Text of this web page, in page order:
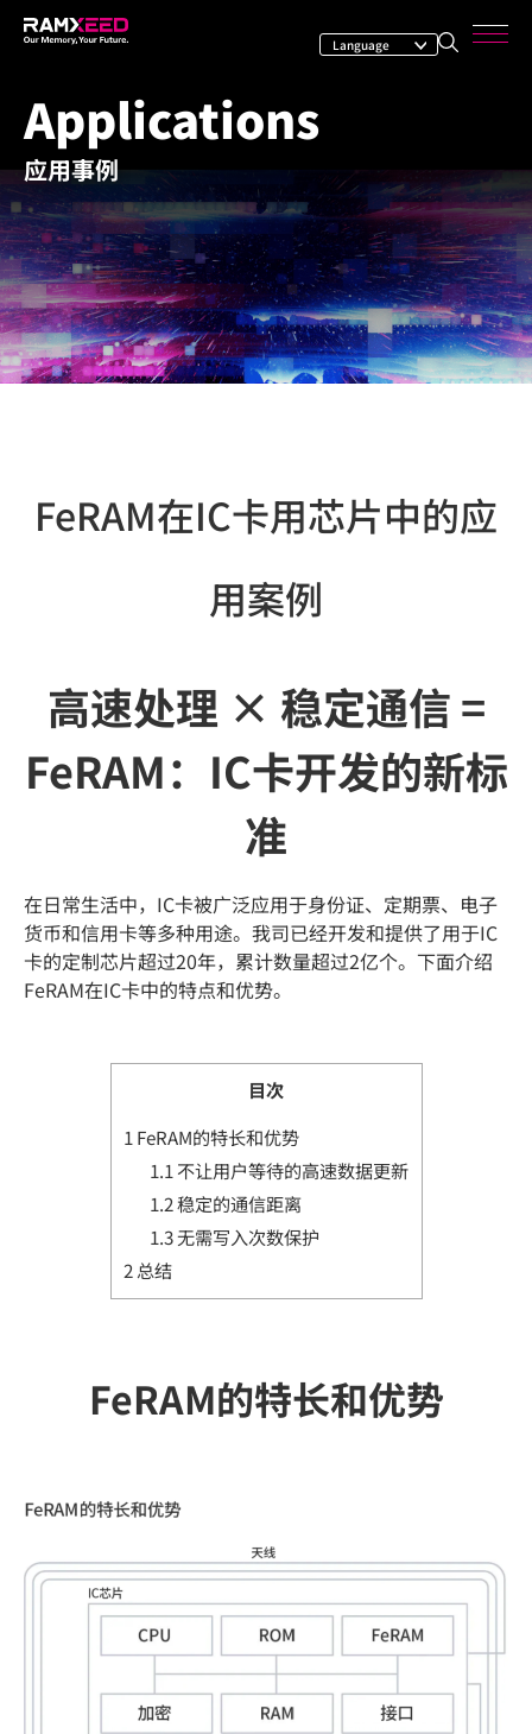
Applications
应用事例
FeRAM在IC卡用芯片中的应
用案例
高速处理 × 稳定通信 =
FeRAM：IC卡开发的新标
准
在日常生活中，IC卡被广泛应用于身份证、定期票、电子
货币和信用卡等多种用途。我司已经开发和提供了用于IC
卡的定制芯片超过20年，累计数量超过2亿个。下面介绍
FeRAM在IC卡中的特点和优势。
目次
1 FeRAM的特长和优势
1.1 不让用户等待的高速数据更新
1.2稳定的通信距离
1.3无需写入次数保护
2总结
FeRAM的特长和优势